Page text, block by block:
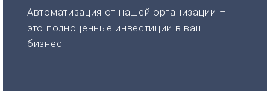
Автоматизация от нашей организации –
это полноценные инвестиции в ваш
бизнес!